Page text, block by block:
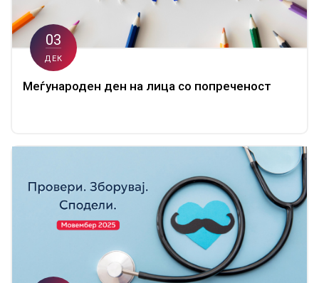
03
ДЕК
Meѓународен ден на лица со попреченост